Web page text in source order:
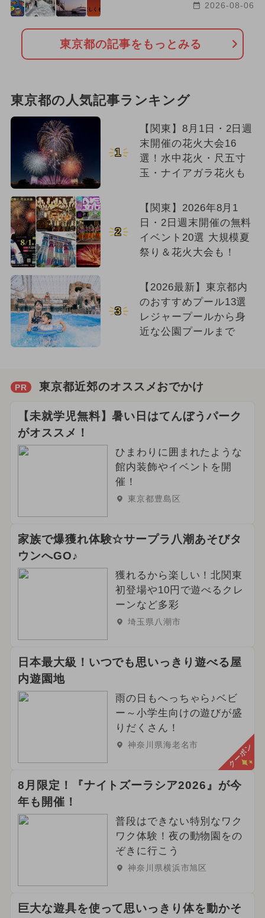
2026-08-06
東京都の記事をもっとみる
東京都の人気記事ランキング
1
【関東】8月1日・2日週
末開催の花火大会16
選！水中花火・尺五寸
玉・ナイアガラ花火も
2
【関東】2026年8月1
日・2日週末開催の無料
イベント20選 大規模夏
祭り＆花火大会も！
3
【2026最新】東京都内
のおすすめプール13選
レジャープールから身
近な公園プールまで
PR 東京都近郊のオススメおでかけ
【未就学児無料】暑い日はてんぼうパーク
がオススメ！
ひまわりに囲まれたような
館内装飾やイベントを開
催！
東京都豊島区
家族で爆獲れ体験☆サープラ八潮あそびタ
ウンへGO♪
獲れるから楽しい！北関東
初登場や10円で遊べるクレ
ーンなど多彩
埼玉県八潮市
日本最大級！いつでも思いっきり遊べる屋
内遊園地
雨の日もへっちゃら♪ベビ
ー～小学生向けの遊びが盛
りだくさん！
神奈川県海老名市 クーポン
8月限定！『ナイトズーラシア2026』が今
年も開催！
普段はできない特別なワク
ワク体験！夜の動物園をの
ぞきに行こう
神奈川県横浜市旭区
巨大な遊具を使って思いっきり体を動かそ